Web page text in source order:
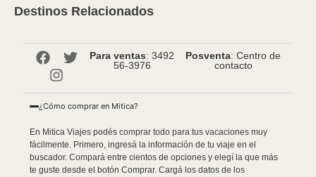
Destinos Relacionados
Para ventas: 3492
56-3976
Posventa: Centro de
contacto
¿Cómo comprar en Mitica?
En Mitica Viajes podés comprar todo para tus vacaciones muy
fácilmente. Primero, ingresá la información de tu viaje en el
buscador. Compará entre cientos de opciones y elegí la que más
te guste desde el botón Comprar. Cargá los datos de los